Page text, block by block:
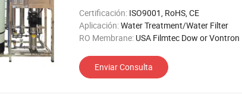
Certificación: ISO9001, RoHS, CE
Aplicación:Water Treatment/Water Filter
RO Membrane: USA Filmtec Dow or Vontron
Enviar Consulta